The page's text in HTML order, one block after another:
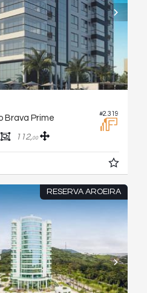
#2.319
Brava Prime
112,00
RESERVA AROEIRA